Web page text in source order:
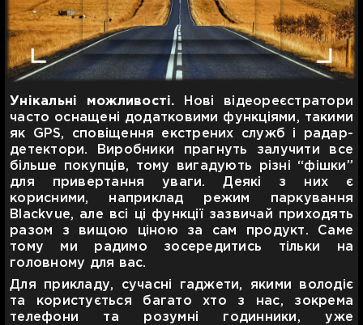
Унікальні можливості. Нові відеореєстратори
часто оснащені додатковими функціями, такими
як GPS, сповіщення екстрених служб і радар-
детектори. Виробники прагнуть залучити все
більше покупців, тому вигадують різні “фішки”
для привертання уваги. Деякі з них є
корисними, наприклад режим паркування
Blackvue, але всі ці функції зазвичай приходять
разом з вищою ціною за сам продукт. Саме
тому ми радимо зосередитись тільки на
головному для вас.
Для прикладу, сучасні гаджети, якими володіє
та користується багато хто з нас, зокрема
телефони та розумні годинники, уже